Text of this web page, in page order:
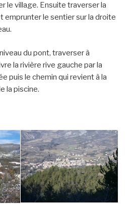
le village. Ensuite traverser la
emprunter le sentier sur la droite
du pont, traverser à
la rivière rive gauche par la
puis le chemin qui revient à la
la piscine.